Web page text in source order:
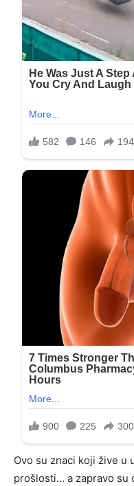
Ovo su znaci koji žive u
prošlosti… a zapravo su